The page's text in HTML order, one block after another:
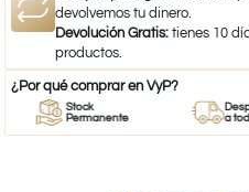
devolvemos tu dinero.
Devolución Gratis: tienes 10
productos.
¿Por qué comprar en VyP?
Stock
Permanente
a todo